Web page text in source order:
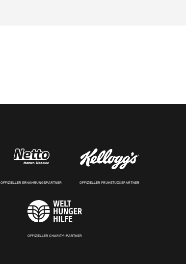
OFFIZIELLER ERNÄHRUNGSPARTNER OFFIZIELLER FRÜHSTÜCKSPARTNER
OFFIZIELLER CHARITY-PARTNER